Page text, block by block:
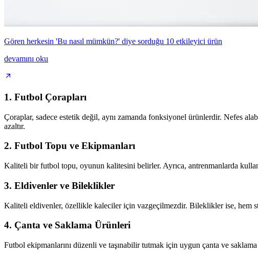
Gören herkesin 'Bu nasıl mümkün?' diye sorduğu 10 etkileyici ürün
devamını oku
1. Futbol Çorapları
Çoraplar, sadece estetik değil, aynı zamanda fonksiyonel ürünlerdir. Nefes
azaltır.
2. Futbol Topu ve Ekipmanları
Kaliteli bir futbol topu, oyunun kalitesini belirler. Ayrıca, antrenmanlarda
3. Eldivenler ve Bileklikler
Kaliteli eldivenler, özellikle kaleciler için vazgeçilmezdir. Bileklikler ise, hem
4. Çanta ve Saklama Ürünleri
Futbol ekipmanlarını düzenli ve taşınabilir tutmak için uygun çanta ve